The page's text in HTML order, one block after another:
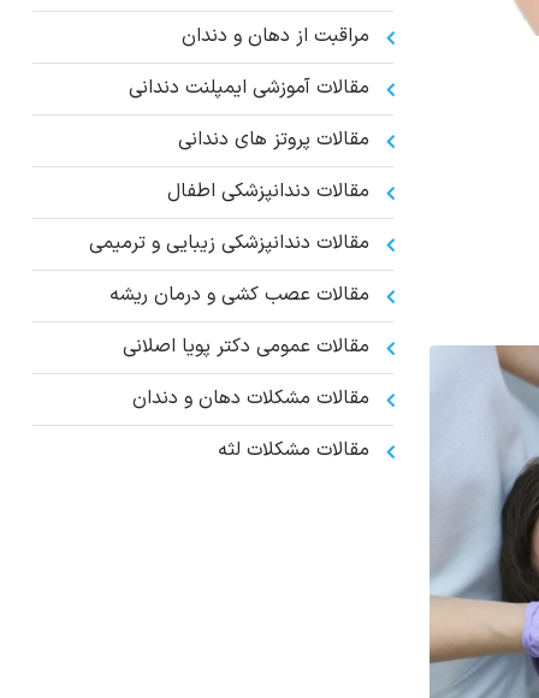
مراقبت از دهان و دندان
مقالات آموزشی ایمپلنت دندانی
مقالات پروتز های دندانی
مقالات دندانپزشکی اطفال
مقالات دندانپزشکی زیبایی و ترمیمی
مقالات عصب کشی و درمان ریشه
مقالات عمومي دكتر پويا اصلانی
مقالات مشکلات دهان و دندان
مقالات مشکلات لثه